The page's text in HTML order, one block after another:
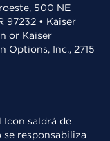
500 NE
97232 • Kaiser
or Kaiser
Options, Inc., 2715
saldrá de
se responsabiliza